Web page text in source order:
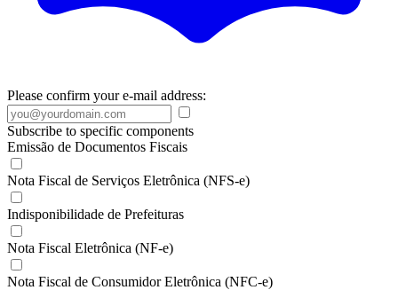
Please confirm your e-mail address:
Subscribe to specific components
Emissão de Documentos Fiscais
Nota Fiscal de Serviços Eletrônica (NFS-e)
Indisponibilidade de Prefeituras
Nota Fiscal Eletrônica (NF-e)
Nota Fiscal de Consumidor Eletrônica (NFC-e)